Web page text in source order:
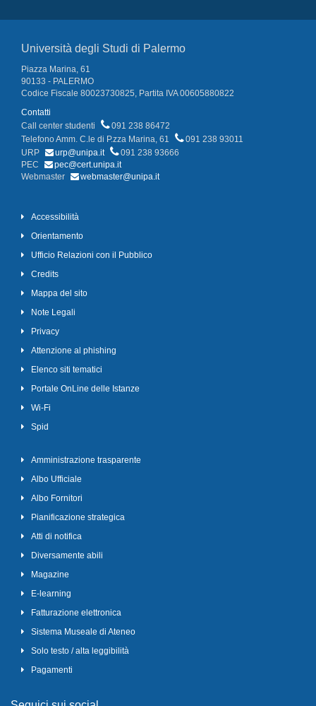
Università degli Studi di Palermo
Piazza Marina, 61
90133 - PALERMO
Codice Fiscale 80023730825, Partita IVA 00605880822
Contatti
Call center studenti
091 238 86472
Telefono Amm. C.le di P.zza Marina, 61
091 238 93011
URP
urp@unipa.it
091 238 93666
PEC
pec@cert.unipa.it
Webmaster
webmaster@unipa.it
Accessibilità
Orientamento
Ufficio Relazioni con il Pubblico
Credits
Mappa del sito
Note Legali
Privacy
Attenzione al phishing
Elenco siti tematici
Portale OnLine delle Istanze
Wi-Fi
Spid
Amministrazione trasparente
Albo Ufficiale
Albo Fornitori
Pianificazione strategica
Atti di notifica
Diversamente abili
Magazine
E-learning
Fatturazione elettronica
Sistema Museale di Ateneo
Solo testo / alta leggibilità
Pagamenti